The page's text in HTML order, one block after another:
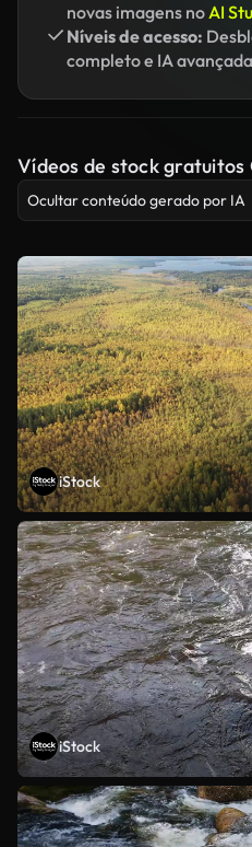
novas imagens noAI
Níveis de acesso:
completo e IA
Vídeos de stock gratuitos
Ocultar conteúdo gerado por IA
iStock
iStock